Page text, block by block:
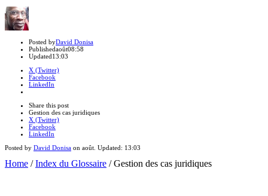
Author
Posted byDavid Donisa
Publishedaoût08:58
Updated13:03
X (Twitter)
Facebook
LinkedIn
post
Share this postClose
sharing
Gestion des cas juridiques
X (Twitter)
Facebook
LinkedIn
Posted by David Donisa on août . Updated: 13:03
Home /Index du Glossaire /Gestion des cas juridiques